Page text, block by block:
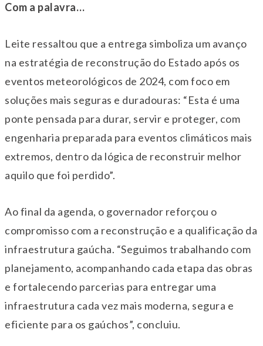
Com a palavra…
Leite ressaltou que a entrega simboliza um avanço
na estratégia de reconstrução do Estado após os
eventos meteorológicos de 2024, com foco em
soluções mais seguras e duradouras: “Esta é uma
ponte pensada para durar, servir e proteger, com
engenharia preparada para eventos climáticos mais
extremos, dentro da lógica de reconstruir melhor
aquilo que foi perdido”.
Ao final da agenda, o governador reforçou o
compromisso com a reconstrução e a qualificação da
infraestrutura gaúcha. “Seguimos trabalhando com
planejamento, acompanhando cada etapa das obras
e fortalecendo parcerias para entregar uma
infraestrutura cada vez mais moderna, segura e
eficiente para os gaúchos”, concluiu.